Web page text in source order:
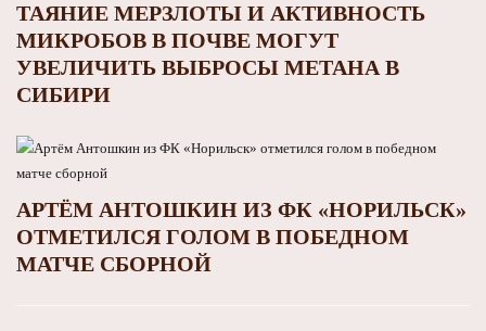
ТАЯНИЕ МЕРЗЛОТЫ И АКТИВНОСТЬ
МИКРОБОВ В ПОЧВЕ МОГУТ
УВЕЛИЧИТЬ ВЫБРОСЫ МЕТАНА В
СИБИРИ
АРТЁМ АНТОШКИН ИЗ ФК «НОРИЛЬСК»
ОТМЕТИЛСЯ ГОЛОМ В ПОБЕДНОМ
МАТЧЕ СБОРНОЙ